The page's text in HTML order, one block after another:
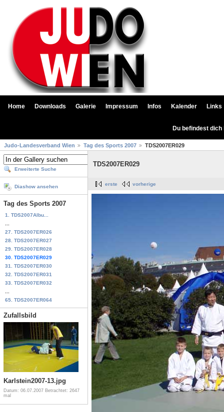
Home Downloads Galerie Impressum Infos Kalender Links
Du befindest
Judo-Landesverband Wien Tag des Sports 2007 TDS2007ER029
Erweiterte Suche
Diashow ansehen
Tag des Sports 2007
1. TDS2007Albu...
27. TDS2007ER026
28. TDS2007ER027
29. TDS2007ER028
30. TDS2007ER029
31. TDS2007ER030
32. TDS2007ER031
33. TDS2007ER032
65. TDS2007ER064
Zufallsbild
Karlstein2007-13.jpg
Datum: 06.07.2007 Betrachtet: 2647
mal
TDS2007ER029
erste vorherige